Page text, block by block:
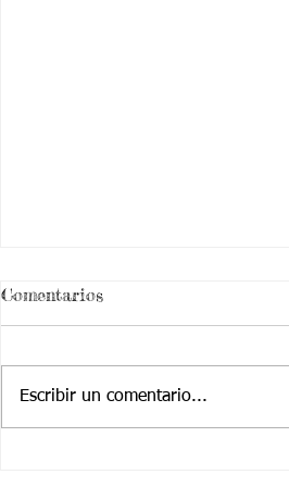
Comentarios
Escribir un comentario...